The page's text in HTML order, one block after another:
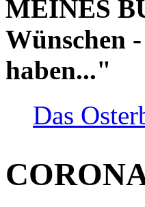
MEINES
Wünschen
haben..."
Das